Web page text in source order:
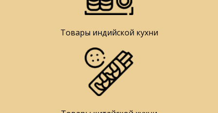
Товары индийской кухни